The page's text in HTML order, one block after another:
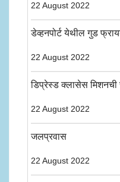
22 August 2022
डेव्हनपोर्ट येथील गुड
22 August 2022
डिप्रेस्ड क्लासेस
22 August 2022
जलप्रवास
22 August 2022